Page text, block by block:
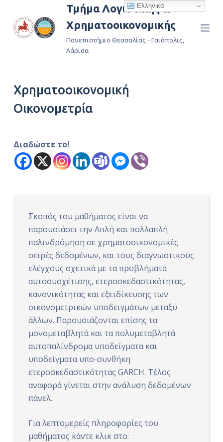
ε
σ
ο
Τμήμα Λογιστικής &
Χρηματοοικονομικής
Πανεπιστήμιο Θεσσαλίας - Γαιόπολις,
Λάρισα
Χρηματοοικονομική
Οικονομετρία
Διαδώστε το!
Σκοπός του μαθήματος είναι να
παρουσιάσει την Απλή και πολλαπλή
παλινδρόμηση σε χρηματοοικονομικές
σειρές δεδομένων, και τους διαγνωστικούς
ελέγχους σχετικά με τα προβλήματα
αυτοσυσχέτισης, ετεροσκεδαστικότητας,
κανονικότητας και εξειδίκευσης των
οικονομετρικών υποδειγμάτων μεταξύ
άλλων. Παρουσιάζονται επίσης τα
μονομεταβλητά και τα πολυμεταβλητά
αυτοπαλίνδρομα υποδείγματα και
υποδείγματα υπο-συνθήκη
ετεροσκεδαστικότητας GARCH. Τέλος
αναφορά γίνεται στην ανάλυση δεδομένων
πάνελ.
Για λεπτομερείς πληροφορίες του
μαθήματος κάντε κλικ στο:
Ελληνικά